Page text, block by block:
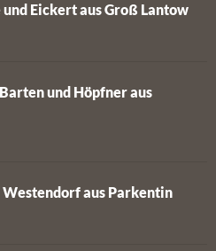
Eickert aus Groß Lantow
und Höpfner aus
Westendorf aus Parkentin